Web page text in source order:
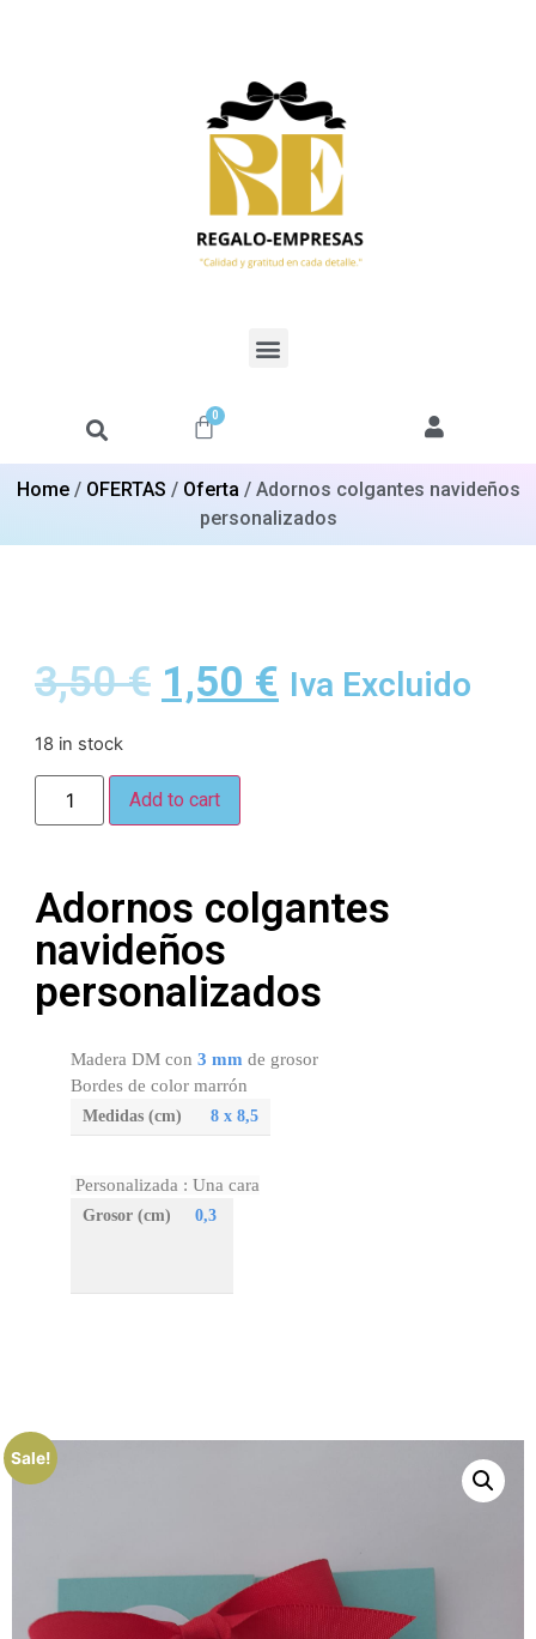
0
Home/ OFERTAS / Oferta / Adornos colgantes navideños
personalizados
3,50€ 1,50 € Iva Excluido
18 in stock
Add to cart
Adornos colgantes
navideños
personalizados
Madera DM con3 mm de grosor
Bordes de color marrón
Medidas (cm) 8 x 8,5
Personalizada : Una cara
Grosor (cm) 0,3
Sale!